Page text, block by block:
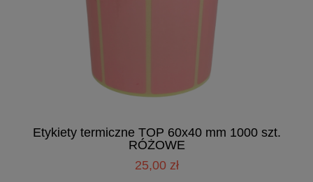
Etykiety termiczne TOP 60x40 mm 1000 szt.
RÓŻOWE
25,00 zł